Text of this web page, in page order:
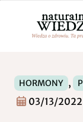
HORMONY ,
03/13/2022